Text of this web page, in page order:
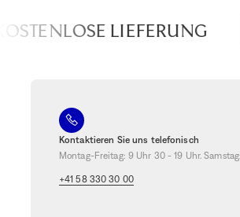
LIEFERUNG
Kontaktieren Sie uns telefonisch
Montag-Freitag: 9 Uhr 30 - 19 Uhr.
+41 58 330 30 00